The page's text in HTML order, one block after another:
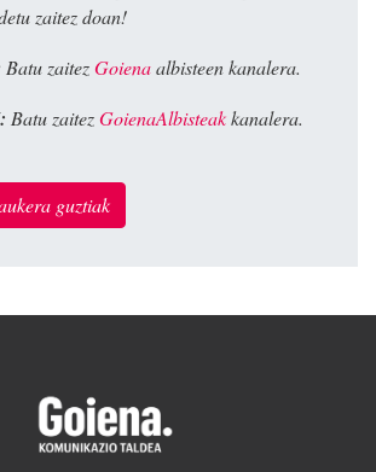
zaitez doan!
Batu zaitezGoienaalbisteen kanalera.
Batu zaitezGoienaAlbisteakkanalera.
guztiak